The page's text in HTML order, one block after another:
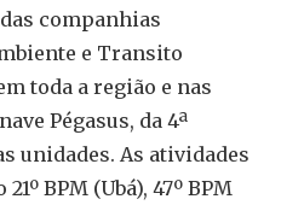
companhias
e Transito
toda a região e nas
Pégasus, da 4ª
unidades. As atividades
BPM (Ubá), 47º BPM